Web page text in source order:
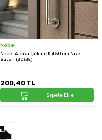
Nobel
Nobel Aldiva Çekme Kol 50 cm Nikel
Saten (30535)
200,40 TL
Sepete Ekle